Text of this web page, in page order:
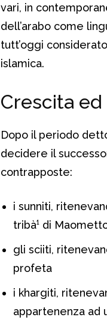
vari, in
dell’arabo come
tutt’oggi
islamica.
Crescita
Dopo il periodo
decidere il
contrapposte:
i sunniti,
tribà¹ di
gli sciiti,
profeta
i khargiti,
appartenenza ad